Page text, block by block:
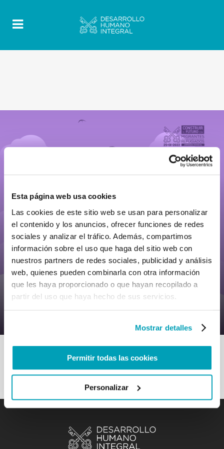
Esta página web usa cookies
Las cookies de este sitio web se usan para personalizar
el contenido y los anuncios, ofrecer funciones de redes
sociales y analizar el tráfico. Además, compartimos
información sobre el uso que haga del sitio web con
nuestros partners de redes sociales, publicidad y análisis
web, quienes pueden combinarla con otra información
que les haya proporcionado o que hayan recopilado a
partir del uso que haya hecho de sus servicios.
Mostrar detalles
Permitir todas las cookies
Personalizar
17 Julio 2022 Mrclient
Comments |
Santas Escrituras – Crecer juntos como